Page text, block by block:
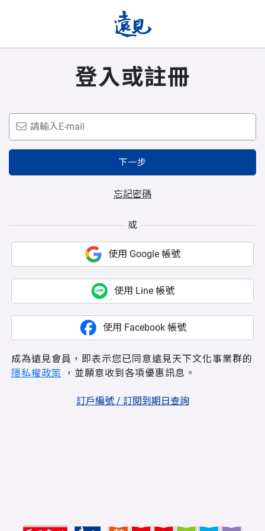
登入或註冊
下一步
忘記密碼
或
使用 Google 帳號
使用 Line 帳號
使用 Facebook 帳號
成為遠見會員，即表示您已同意遠見天下文化事業群的
隱私權政策 ，並願意收到各項優惠訊息。
訂戶編號 / 訂閱到期日查詢